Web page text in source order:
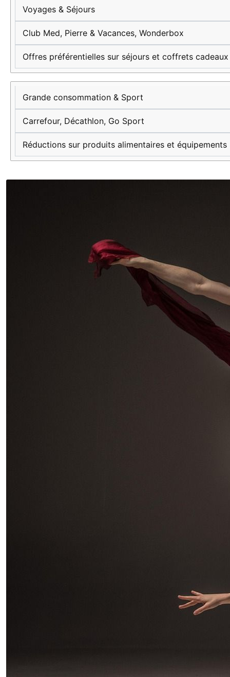
Voyages & Séjours
Club Med, Pierre & Vacances, Wonderbox
Offres préférentielles sur séjours et coffrets cadeaux
Grande consommation & Sport
Carrefour, Décathlon, Go Sport
Réductions sur produits alimentaires et